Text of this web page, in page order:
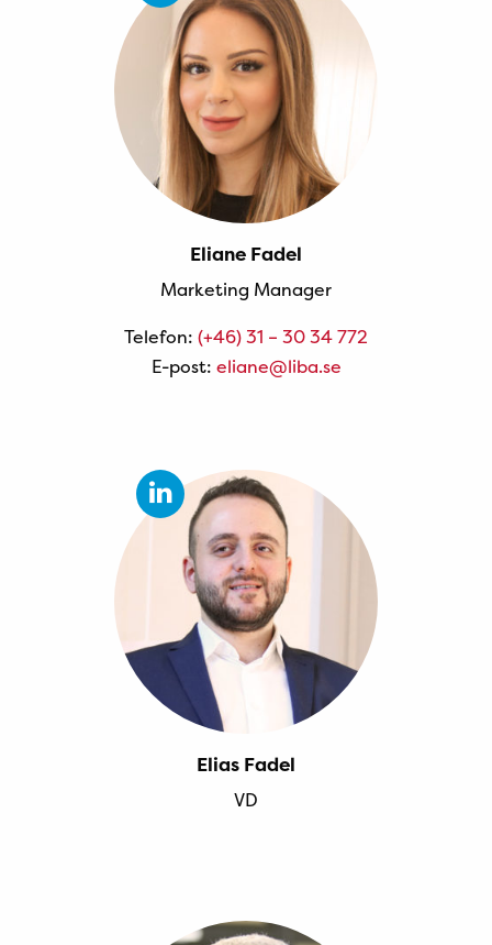
Eliane Fadel
Marketing Manager
Telefon: (+46) 31 – 30 34 772
E-post: eliane@liba.se
Elias Fadel
VD